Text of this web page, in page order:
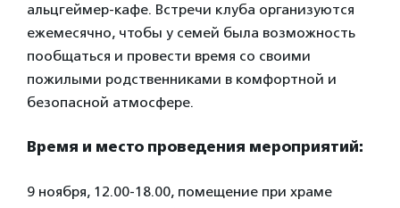
альцгеймер-кафе. Встречи клуба организуются
ежемесячно, чтобы у семей была возможность
пообщаться и провести время со своими
пожилыми родственниками в комфортной и
безопасной атмосфере.
Время и место проведения мероприятий:
9 ноября, 12.00-18.00, помещение при храме